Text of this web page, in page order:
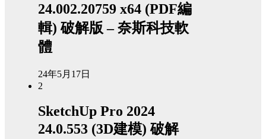
24.002.20759 x64 (PDF編
輯) 破解版 – 奈斯科技軟
體
24年5月17日
2
SketchUp Pro 2024
24.0.553 (3D建模) 破解